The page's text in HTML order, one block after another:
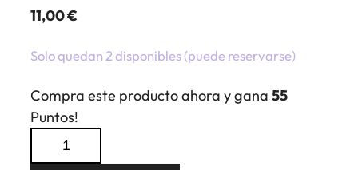
11,00€
Solo quedan 2 disponibles (puede reservarse)
Compra este producto ahora y gana 55
Puntos!
Colgante
Lagrima